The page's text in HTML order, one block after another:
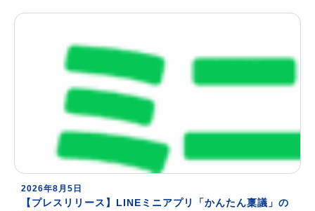
2026年8月5日
【プレスリリース】LINEミニアプリ「かんたん稟議」の